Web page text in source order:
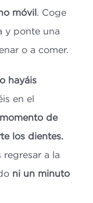
móvil . Coge
y ponte una
o a comer.
hayáis
en el
de
los dientes.
regresar a la
ni un minuto